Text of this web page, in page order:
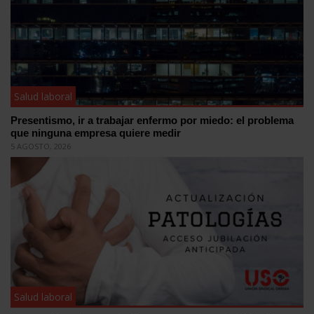
Salud laboral
Presentismo, ir a trabajar enfermo por miedo: el problema
que ninguna empresa quiere medir
5 AGOSTO, 2026
Salud laboral